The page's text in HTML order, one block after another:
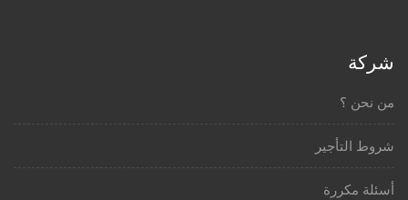
شركة
من نحن ؟
شروط التأجير
أسئلة مكررة